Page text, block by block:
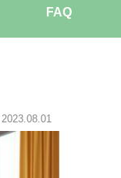
FAQ
2023.08.01